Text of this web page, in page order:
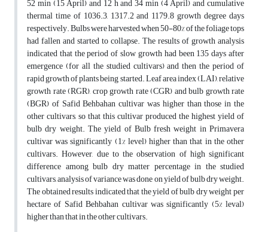
52 min (15 April) and 12 h and 34 min (4 April) and cumulative
thermal time of 1036.3, 1317.2 and 1179.8 growth degree days
respectively. Bulbs were harvested when 50-80% of the foliage tops
had fallen and started to collapse. The results of growth analysis
indicated that the period of slow growth had been 135 days after
emergence (for all the studied cultivars) and then the period of
rapid growth of plants being started. Leaf area index (LAI), relative
growth rate (RGR), crop growth rate (CGR) and bulb growth rate
(BGR) of Safid Behbahan cultivar was higher than those in the
other cultivars, so that this cultivar produced the highest yield of
bulb dry weight. The yield of Bulb fresh weight in Primavera
cultivar was significantly (1% level) higher than that in the other
cultivars. However, due to the observation of high significant
difference among bulb dry matter percentage in the studied
cultivars, analysis of variance was done on yield of bulb dry weight.
The obtained results indicated that the yield of bulb dry weight per
hectare of Safid Behbahan cultivar was significantly (5% leval)
higher than that in the other cultivars.